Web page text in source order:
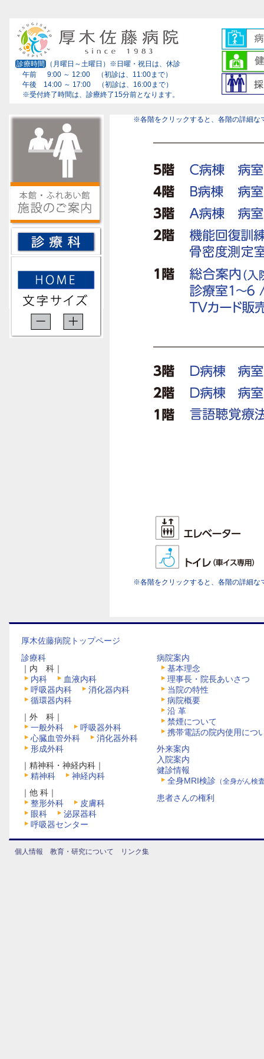
診療時間
（月曜日～土曜日）※日曜・祝日は、休診
午前 9:00 ～ 12:00 （初診は、11:00まで）
午後 14:00 ～ 17:00 （初診は、16:00まで）
※受付終了時間は、診療終了15分前となります。
※各階をクリックすると、各階の詳細な
※各階をクリックすると、各階の詳細な
厚木佐藤病院トップページ
診療科
｜内 科｜
内科
血液内科
呼吸器内科
消化器内科
循環器内科
｜外 科｜
一般外科
呼吸器外科
心臓血管外科
消化器外科
形成外科
｜精神科・神経内科｜
精神科
神経内科
｜他 科｜
整形外科
皮膚科
眼科
泌尿器科
呼吸器センター
病院案内
基本理念
理事長・院長あいさつ
当院の特性
病院概要
沿 革
禁煙について
携帯電話の院内使用につ
外来案内
入院案内
健診情報
全身MRI検診 （全身がん検
患者さんの権利
個人情報 教育・研究について リンク集